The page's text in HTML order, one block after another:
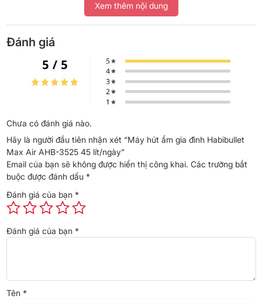
Xem thêm nội dung
Đánh giá
Chưa có đánh giá nào.
Hãy là người đầu tiên nhận xét “Máy hút ẩm gia đình Habibullet
Max Air AHB-3525 45 lít/ngày”
Email của bạn sẽ không được hiển thị công khai. Các trường bắt
buộc được đánh dấu *
Đánh giá của bạn *
Đánh giá của bạn *
Tên *